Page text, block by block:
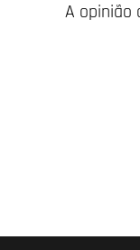
A opinião